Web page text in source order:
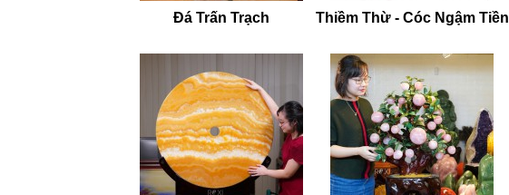
Đá Trấn Trạch Thiềm Thừ - Cóc Ngậm Tiền